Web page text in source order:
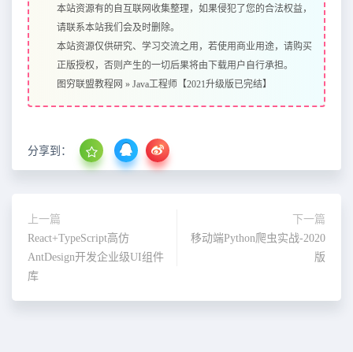
本站资源有的自互联网收集整理，如果侵犯了您的合法权益，
请联系本站我们会及时删除。
本站资源仅供研究、学习交流之用，若使用商业用途，请购买
正版授权，否则产生的一切后果将由下载用户自行承担。
图穷联盟教程网 » Java工程师【2021升级版已完结】
分享到：
上一篇
React+TypeScript高仿
AntDesign开发企业级UI组件
库
下一篇
移动端Python爬虫实战-2020
版